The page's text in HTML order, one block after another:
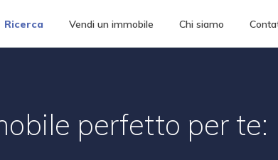
Ricerca Vendi un immobile Chi siamo
perfetto per te: